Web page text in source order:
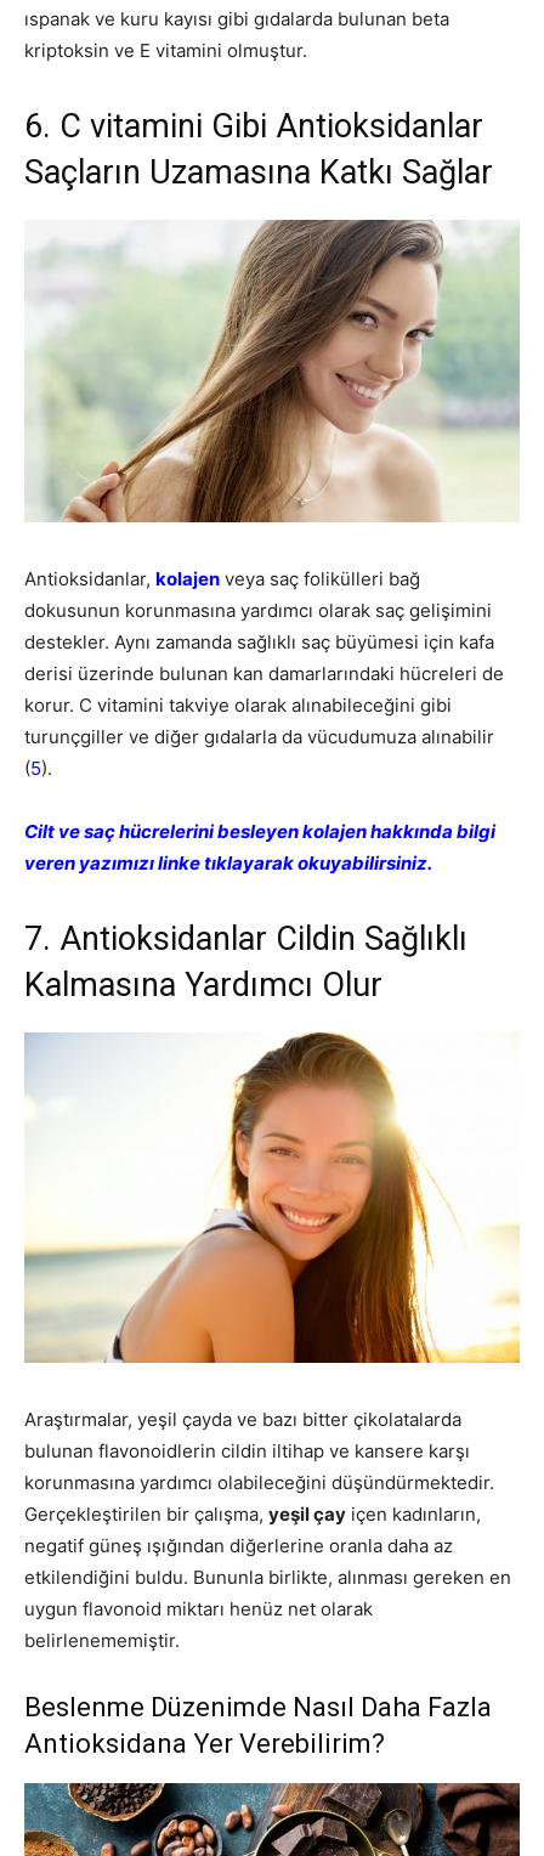
ıspanak ve kuru kayısı gibi gıdalarda bulunan beta
kriptoksin ve E vitamini olmuştur.
6. C vitamini Gibi Antioksidanlar
Saçların Uzamasına Katkı Sağlar
Antioksidanlar, kolajen veya saç folikülleri bağ
dokusunun korunmasına yardımcı olarak saç gelişimini
destekler. Aynı zamanda sağlıklı saç büyümesi için kafa
derisi üzerinde bulunan kan damarlarındaki hücreleri de
korur. C vitamini takviye olarak alınabileceğini gibi
turunçgiller ve diğer gıdalarla da vücudumuza alınabilir
(5).
Cilt ve saç hücrelerini besleyen kolajen hakkında bilgi
veren yazımızı linke tıklayarak okuyabilirsiniz.
7. Antioksidanlar Cildin Sağlıklı
Kalmasına Yardımcı Olur
Araştırmalar, yeşil çayda ve bazı bitter çikolatalarda
bulunan flavonoidlerin cildin iltihap ve kansere karşı
korunmasına yardımcı olabileceğini düşündürmektedir.
Gerçekleştirilen bir çalışma, yeşil çay içen kadınların,
negatif güneş ışığından diğerlerine oranla daha az
etkilendiğini buldu. Bununla birlikte, alınması gereken en
uygun flavonoid miktarı henüz net olarak
belirlenememiştir.
Beslenme Düzenimde Nasıl Daha Fazla
Antioksidana Yer Verebilirim?